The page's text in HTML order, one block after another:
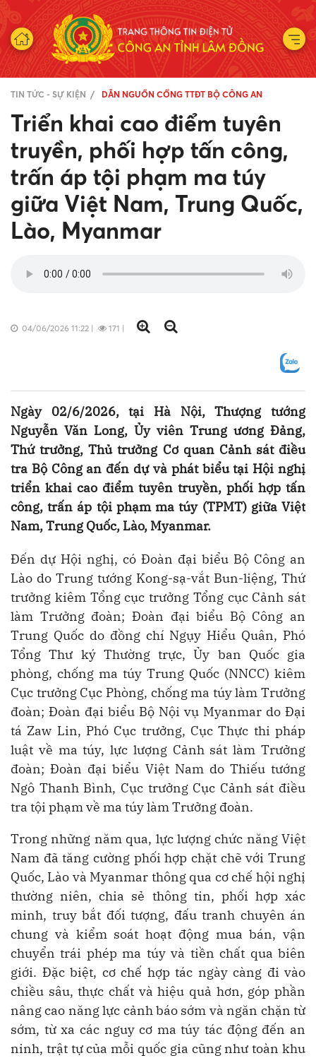
TIN TỨC - SỰ KIỆN DẪN NGUỒN CỔNG TTĐT BỘ CÔNG AN
Triển khai cao điểm tuyên
truyền, phối hợp tấn công,
trấn áp tội phạm ma túy
giữa Việt Nam, Trung Quốc,
Lào, Myanmar
04/06/2026 11:22 | 171 |
Ngày 02/6/2026, tại Hà Nội, Thượng tướng
Nguyễn Văn Long, Ủy viên Trung ương Đảng,
Thứ trưởng, Thủ trưởng Cơ quan Cảnh sát điều
tra Bộ Công an đến dự và phát biểu tại Hội nghị
triển khai cao điểm tuyên truyền, phối hợp tấn
công, trấn áp tội phạm ma túy (TPMT) giữa Việt
Nam, Trung Quốc, Lào, Myanmar.
Đến dự Hội nghị, có Đoàn đại biểu Bộ Công an
Lào do Trung tướng Kong-sạ-vắt Bun-liệng, Thứ
trưởng kiêm Tổng cục trưởng Tổng cục Cảnh sát
làm Trưởng đoàn; Đoàn đại biểu Bộ Công an
Trung Quốc do đồng chí Ngụy Hiểu Quân, Phó
Tổng Thư ký Thường trực, Ủy ban Quốc gia
phòng, chống ma túy Trung Quốc (NNCC) kiêm
Cục trưởng Cục Phòng, chống ma túy làm Trưởng
đoàn; Đoàn đại biểu Bộ Nội vụ Myanmar do Đại
tá Zaw Lin, Phó Cục trưởng, Cục Thực thi pháp
luật về ma túy, lực lượng Cảnh sát làm Trưởng
đoàn; Đoàn đại biểu Việt Nam do Thiếu tướng
Ngô Thanh Bình, Cục trưởng Cục Cảnh sát điều
tra tội phạm về ma túy làm Trưởng đoàn.
Trong những năm qua, lực lượng chức năng Việt
Nam đã tăng cường phối hợp chặt chẽ với Trung
Quốc, Lào và Myanmar thông qua cơ chế hội nghị
thường niên, chia sẻ thông tin, phối hợp xác
minh, truy bắt đối tượng, đấu tranh chuyên án
chung và kiểm soát hoạt động mua bán, vận
chuyển trái phép ma túy và tiền chất qua biên
giới. Đặc biệt, cơ chế hợp tác ngày càng đi vào
chiều sâu, thực chất và hiệu quả hơn, góp phần
nâng cao năng lực cảnh báo sớm và ngăn chặn từ
sớm, từ xa các nguy cơ ma túy tác động đến an
ninh, trật tự của mỗi quốc gia cũng như toàn khu